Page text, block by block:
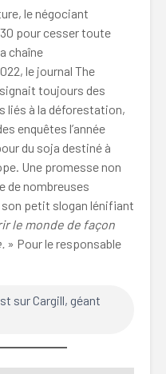
le négociant
pour cesser toute
chaîne
le journal The
toujours des
liés à la déforestation,
enquêtes l’année
du soja destiné à
Une promesse non
de nombreuses
petit slogan lénifiant
le monde de façon
» Pour le responsable
sur Cargill, géant